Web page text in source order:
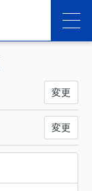
変更
変更